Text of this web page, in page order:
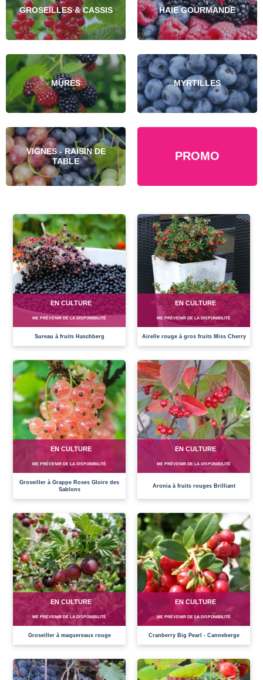
EN CULTURE
ME PRÉVENIR DE LA DISPONIBILITÉ
Sureau à fruits Haschberg
EN CULTURE
ME PRÉVENIR DE LA DISPONIBILITÉ
Airelle rouge à gros fruits Miss Cherry
EN CULTURE
ME PRÉVENIR DE LA DISPONIBILITÉ
Groseiller à Grappe Roses Gloire des
Sablons
EN CULTURE
ME PRÉVENIR DE LA DISPONIBILITÉ
Aronia à fruits rouges Brilliant
EN CULTURE
ME PRÉVENIR DE LA DISPONIBILITÉ
Groseiller à maquereaux rouge
EN CULTURE
ME PRÉVENIR DE LA DISPONIBILITÉ
Cranberry Big Pearl - Canneberge
GROSEILLES & CASSIS HAIE GOURMANDE
MÛRES MYRTILLES
VIGNES - RAISIN DE
TABLE
PROMO